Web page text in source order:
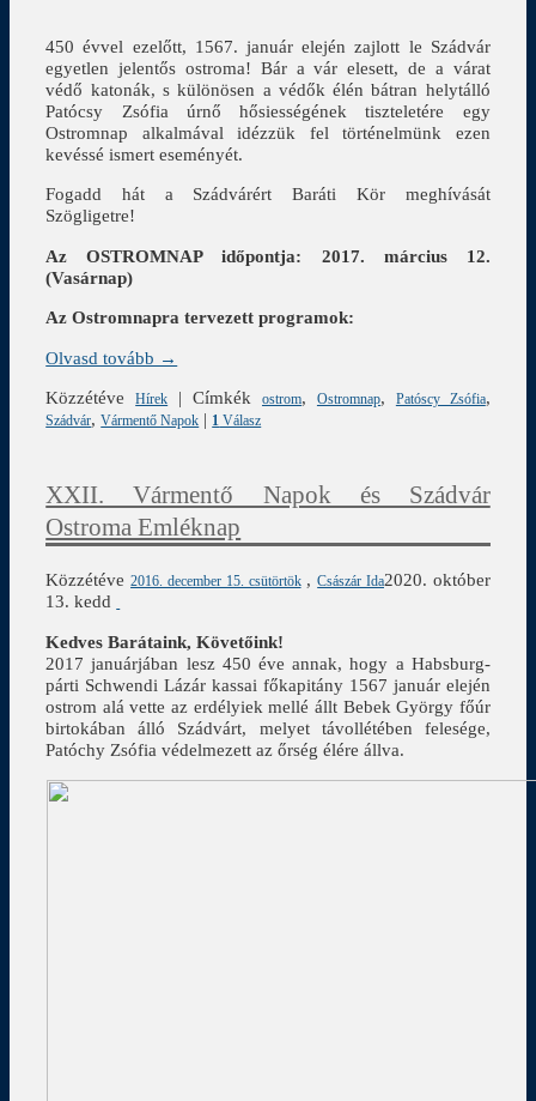
450 évvel ezelőtt, 1567. január elején zajlott le Szádvár
egyetlen jelentős ostroma! Bár a vár elesett, de a várat
védő katonák, s különösen a védők élén bátran helytálló
Patócsy Zsófia úrnő hősiességének tiszteletére egy
Ostromnap alkalmával idézzük fel történelmünk ezen
kevéssé ismert eseményét.
Fogadd hát a Szádvárért Baráti Kör meghívását
Szögligetre!
Az OSTROMNAP időpontja: 2017. március 12.
(Vasárnap)
Az Ostromnapra tervezett programok:
Olvasd tovább →
Közzétéve
Hírek |Címkék ostrom, Ostromnap, Patóscy Zsófia,
Szádvár,Vármentő Napok | 1 Válasz
XXII. Vármentő Napok és Szádvár
Ostroma Emléknap
Közzétéve2016. december 15. csütörtök ,Császár Ida2020. október
13. kedd
Kedves Barátaink, Követőink!
2017 januárjában lesz 450 éve annak, hogy a Habsburg-
párti Schwendi Lázár kassai főkapitány 1567 január elején
ostrom alá vette az erdélyiek mellé állt Bebek György főúr
birtokában álló Szádvárt, melyet távollétében felesége,
Patóchy Zsófia védelmezett az őrség élére állva.